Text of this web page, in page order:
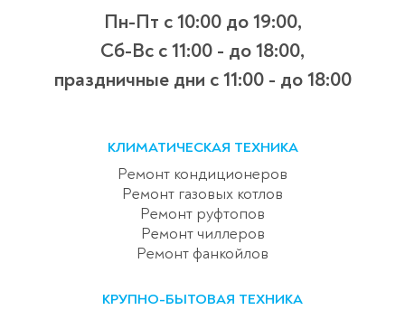
Пн-Пт с 10:00 до 19:00,
Сб-Вс с 11:00 - до 18:00,
праздничные дни с 11:00 - до 18:00
КЛИМАТИЧЕСКАЯ ТЕХНИКА
Ремонт кондиционеров
Ремонт газовых котлов
Ремонт руфтопов
Ремонт чиллеров
Ремонт фанкойлов
КРУПНО-БЫТОВАЯ ТЕХНИКА